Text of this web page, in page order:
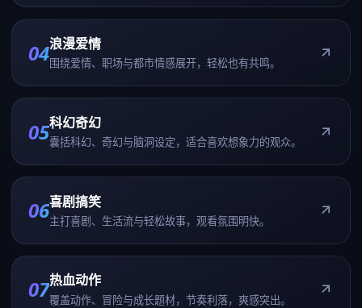
04浪漫爱情
围绕爱情、职场与都市情感展开，轻松也有共鸣。
05科幻奇幻
囊括科幻、奇幻与脑洞设定，适合喜欢想象力的观众。
06喜剧搞笑
主打喜剧、生活流与轻松故事，观看氛围明快。
07热血动作
覆盖动作、冒险与成长题材，节奏利落，爽感突出。